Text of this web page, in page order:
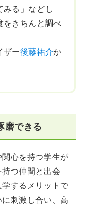
みる」などし
をきちんと調べ
ザー後藤祐介か
磨できる
心を持つ学生が
つ仲間と出会
するメリットで
刺激し合い、高